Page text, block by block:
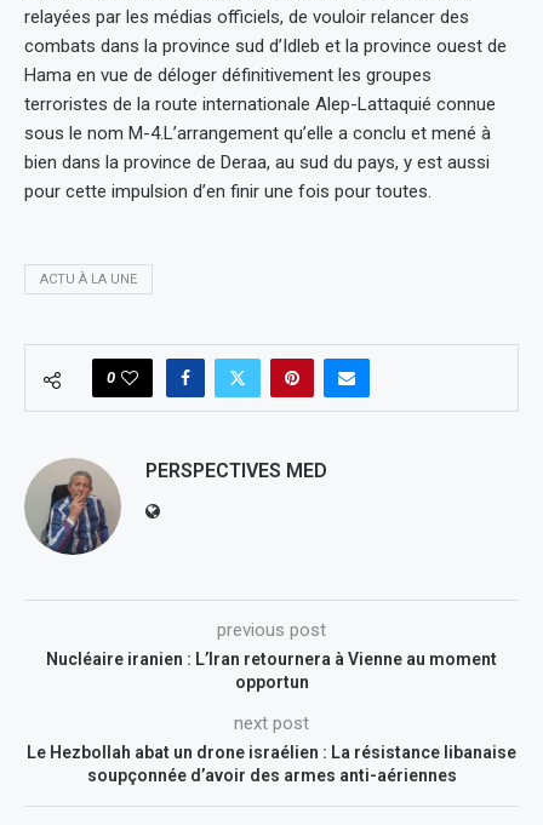
relayées par les médias officiels, de vouloir relancer des
combats dans la province sud d’Idleb et la province ouest de
Hama en vue de déloger définitivement les groupes
terroristes de la route internationale Alep-Lattaquié connue
sous le nom M-4.L’arrangement qu’elle a conclu et mené à
bien dans la province de Deraa, au sud du pays, y est aussi
pour cette impulsion d’en finir une fois pour toutes.
ACTU À LA UNE
0
PERSPECTIVES MED
previous post
Nucléaire iranien : L’Iran retournera à Vienne au moment
opportun
next post
Le Hezbollah abat un drone israélien : La résistance libanaise
soupçonnée d’avoir des armes anti-aériennes